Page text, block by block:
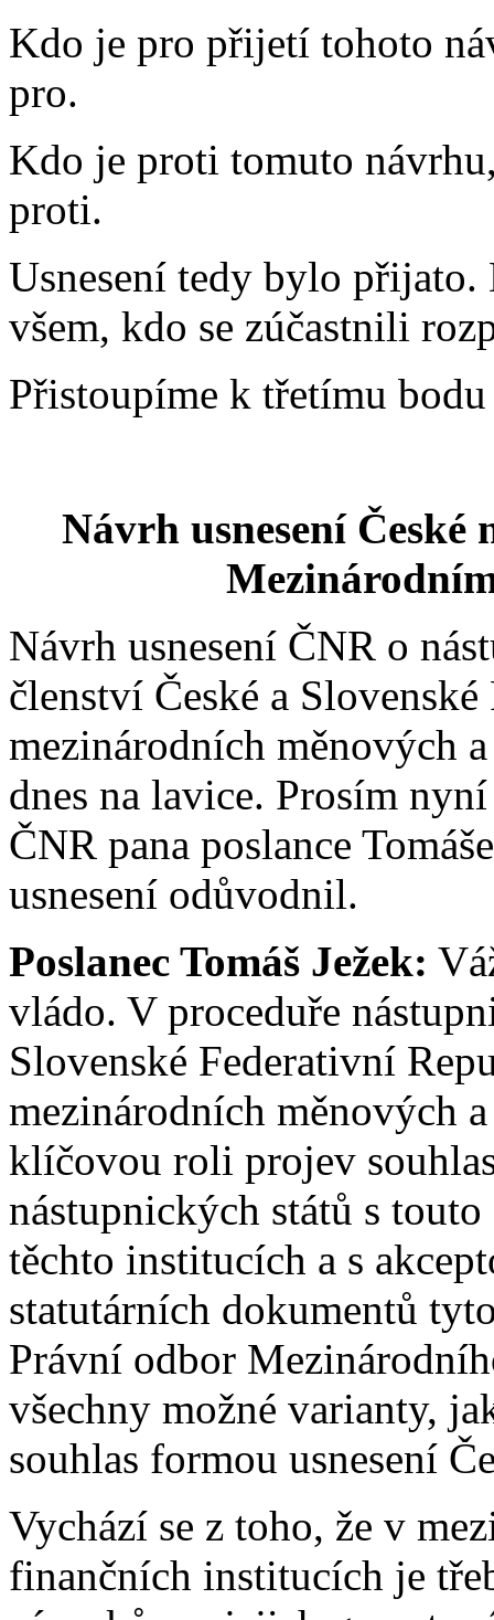
Kdo je pro přijetí tohoto
pro.
Kdo je proti tomuto
proti.
Usnesení tedy bylo
všem, kdo se zúčastnili
Přistoupíme k třetímu
Návrh usnesení
Návrh usnesení ČNR o
členství České a
mezinárodních měnových
dnes na lavice. Prosím
ČNR pana poslance
usnesení odůvodnil.
Poslanec Tomáš Ježek:
vládo. V proceduře
Slovenské Federativní
mezinárodních měnových
klíčovou roli projev
nástupnických států s
těchto institucích a s
statutárních dokumentů
Právní odbor
všechny možné varianty,
souhlas formou usnesení
Vychází se z toho, že v
finančních institucích je